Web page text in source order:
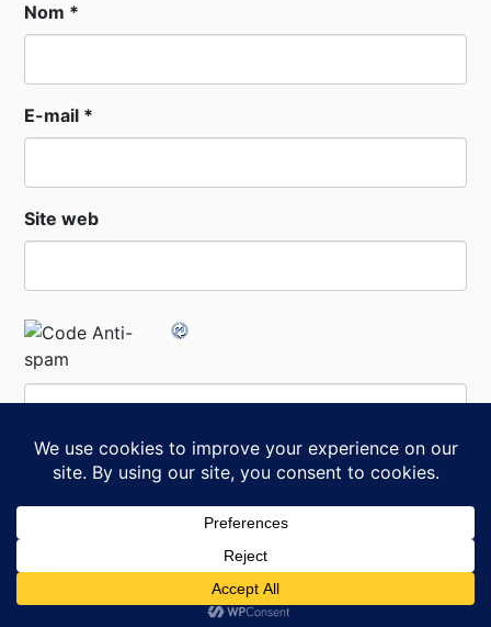
Nom *
E-mail *
Site web
Code Anti-spam *